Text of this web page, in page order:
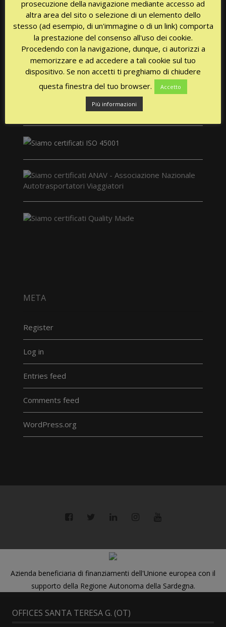
CERTIFICATIONS
META
Register
Log in
Entries feed
Comments feed
WordPress.org
Azienda beneficiaria di finanziamenti dell'Unione europea con il
supporto della Regione Autonoma della Sardegna.
OFFICES SANTA TERESA G. (OT)
prosecuzione della navigazione mediante accesso ad
altra area del sito o selezione di un elemento dello
stesso (ad esempio, di un'immagine o di un link) comporta
la prestazione del consenso all'uso dei cookie.
Procedendo con la navigazione, dunque, ci autorizzi a
memorizzare e ad accedere a tali cookie sul tuo
dispositivo. Se non accetti ti preghiamo di chiudere
questa finestra del tuo browser.
Accetto
Più informazioni